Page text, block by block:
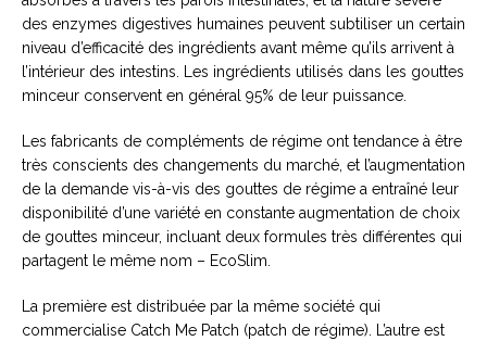
des enzymes digestives humaines peuvent subtiliser un certain
niveau d’efficacité des ingrédients avant même qu’ils arrivent à
l’intérieur des intestins. Les ingrédients utilisés dans les gouttes
minceur conservent en général 95% de leur puissance.
Les fabricants de compléments de régime ont tendance à être
très conscients des changements du marché, et l’augmentation
de la demande vis-à-vis des gouttes de régime a entraîné leur
disponibilité d’une variété en constante augmentation de choix
de gouttes minceur, incluant deux formules très différentes qui
partagent le même nom – EcoSlim.
La première est distribuée par la même société qui
commercialise Catch Me Patch (patch de régime). L’autre est